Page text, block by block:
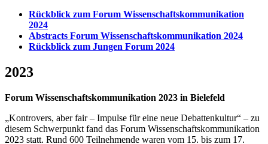
Rückblick zum Forum Wissenschaftskommunikation
2024
Abstracts Forum Wissenschaftskommunikation 2024
Rückblick zum Jungen Forum 2024
2023
Forum Wissenschaftskommunikation 2023 in Bielefeld
„Kontrovers, aber fair – Impulse für eine neue Debattenkultur“ – zu
diesem Schwerpunkt fand das Forum Wissenschaftskommunikation
2023 statt. Rund 600 Teilnehmende waren vom 15. bis zum 17.